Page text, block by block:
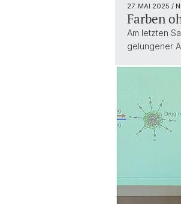
27. MAI 2025 /
Farben
Am letzten
gelungener